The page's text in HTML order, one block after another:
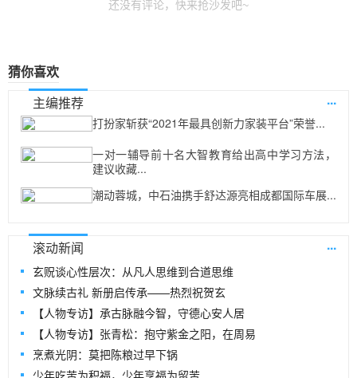
还没有评论，快来抢沙发吧~
猜你喜欢
主编推荐
...
打扮家斩获“2021年最具创新力家装平台”荣誉...
一对一辅导前十名大智教育给出高中学习方法，
建议收藏...
潮动蓉城，中石油携手舒达源亮相成都国际车展...
滚动新闻 ...
玄贶谈心性层次：从凡人思维到合道思维
文脉续古礼 新册启传承——热烈祝贺玄
【人物专访】承古脉融今智，守德心安人居
【人物专访】张青松：抱守紫金之阳，在周易
烹煮光阴：莫把陈粮过早下锅
少年吃苦为积福，少年享福为留苦